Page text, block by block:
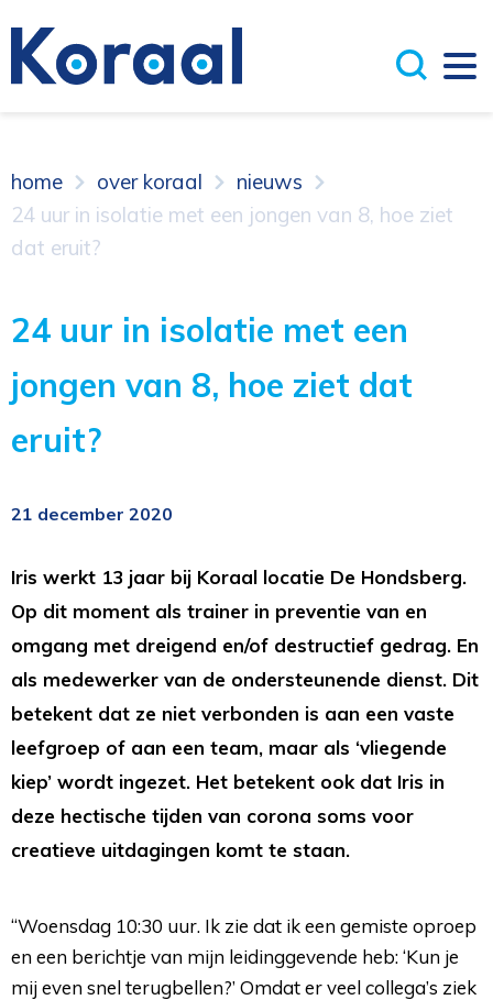
home over koraal
nieuws
24 uur in isolatie met een jongen van 8, hoe ziet
dat eruit?
24 uur in isolatie met een
jongen van 8, hoe ziet dat
eruit?
21 december 2020
Iris werkt 13 jaar bij Koraal locatie De Hondsberg.
Op dit moment als trainer in preventie van en
omgang met dreigend en/of destructief gedrag. En
als medewerker van de ondersteunende dienst. Dit
betekent dat ze niet verbonden is aan een vaste
leefgroep of aan een team, maar als ‘vliegende
kiep’ wordt ingezet. Het betekent ook dat Iris in
deze hectische tijden van corona soms voor
creatieve uitdagingen komt te staan.
“Woensdag 10:30 uur. Ik zie dat ik een gemiste oproep
en een berichtje van mijn leidinggevende heb: ‘Kun je
mij even snel terugbellen?’ Omdat er veel collega’s ziek